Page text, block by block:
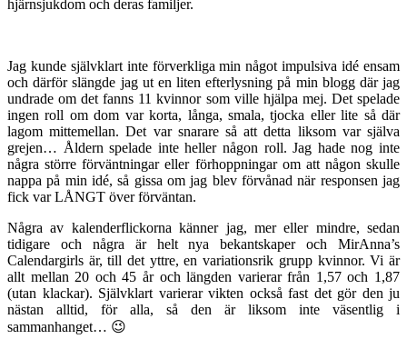
hjärnsjukdom och deras familjer.
Jag kunde självklart inte förverkliga min något impulsiva idé ensam
och därför slängde jag ut en liten efterlysning på min blogg där jag
undrade om det fanns 11 kvinnor som ville hjälpa mej. Det spelade
ingen roll om dom var korta, långa, smala, tjocka eller lite så där
lagom mittemellan. Det var snarare så att detta liksom var själva
grejen… Åldern spelade inte heller någon roll. Jag hade nog inte
några större förväntningar eller förhoppningar om att någon skulle
nappa på min idé, så gissa om jag blev förvånad när responsen jag
fick var LÅNGT över förväntan.
Några av kalenderflickorna känner jag, mer eller mindre, sedan
tidigare och några är helt nya bekantskaper och MirAnna’s
Calendargirls är, till det yttre, en variationsrik grupp kvinnor. Vi är
allt mellan 20 och 45 år och längden varierar från 1,57 och 1,87
(utan klackar). Självklart varierar vikten också fast det gör den ju
nästan alltid, för alla, så den är liksom inte väsentlig i
sammanhanget… 😉